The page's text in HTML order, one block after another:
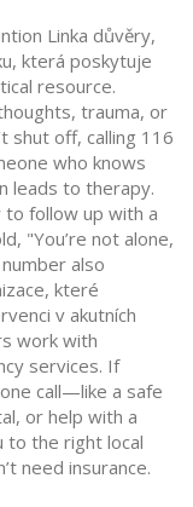
Linka důvěry,
která poskytuje
resource.
trauma, or
shut off, calling 116
who knows
leads to therapy.
to follow up with a
"You’re not alone,
also
které
v akutních
work with
services. If
call—like a safe
or help with a
the right local
need insurance.